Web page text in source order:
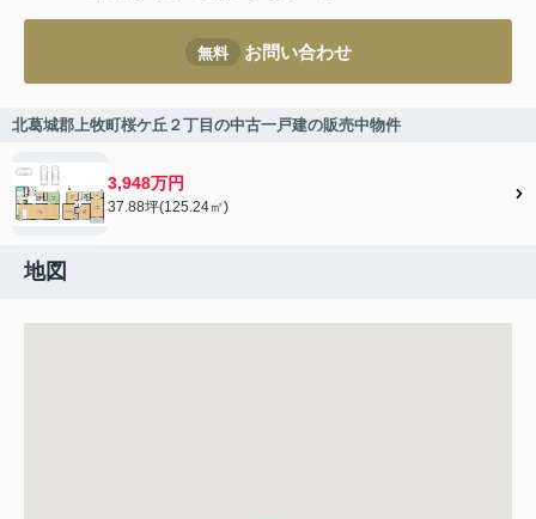
無料 お問い合わせ
北葛城郡上牧町桜ケ丘２丁目の中古一戸建の販売中物件
3,948万円
37.88坪(125.24㎡)
地図